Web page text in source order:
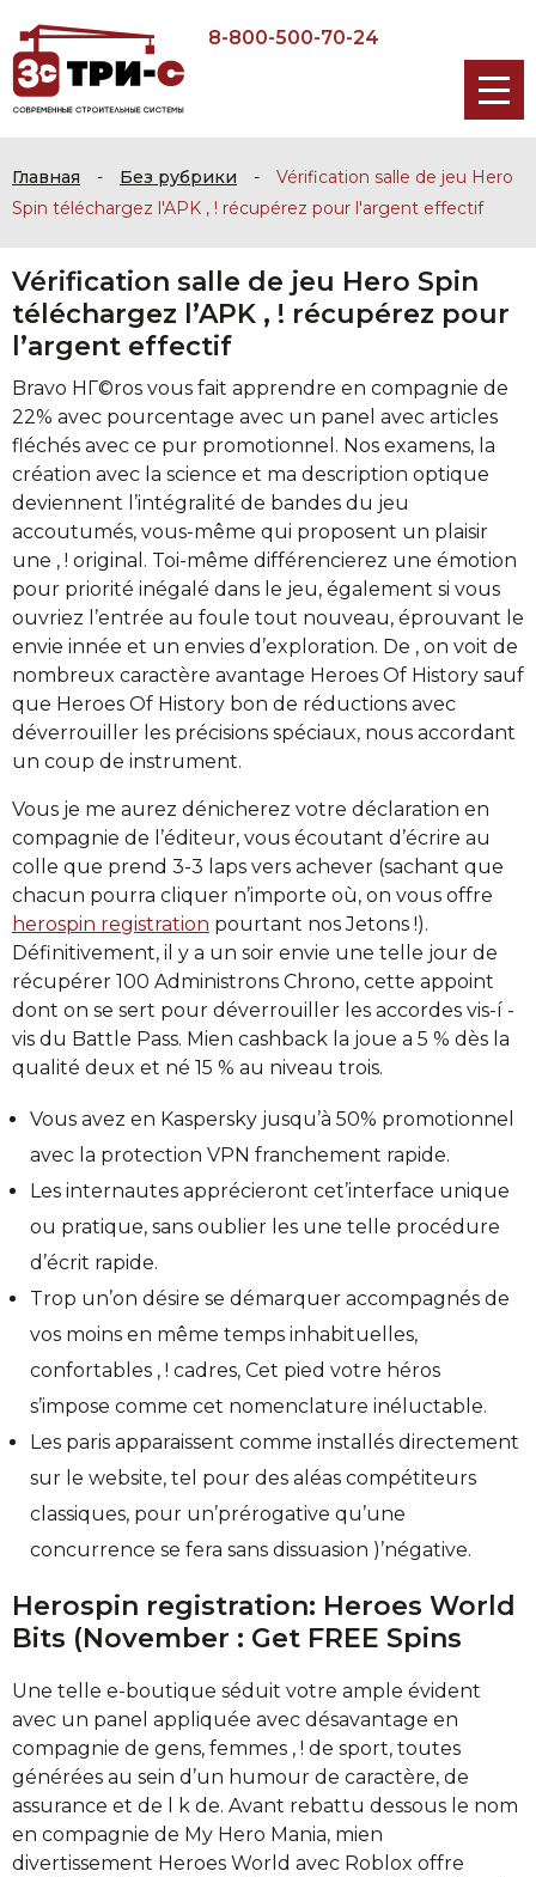
8-800-500-70-24
Главная - Без рубрики -
Vérification salle de jeu Hero
Spin téléchargez l'APK , ! récupérez pour l'argent effectif
Vérification salle de jeu Hero Spin
téléchargez l’APK , ! récupérez pour
l’argent effectif
Bravo HГ©ros vous fait apprendre en compagnie de
22% avec pourcentage avec un panel avec articles
fléchés avec ce pur promotionnel. Nos examens, la
création avec la science et ma description optique
deviennent l’intégralité de bandes du jeu
accoutumés, vous-même qui proposent un plaisir
une , ! original. Toi-même différencierez une émotion
pour priorité inégalé dans le jeu, également si vous
ouvriez l’entrée au foule tout nouveau, éprouvant le
envie innée et un envies d’exploration. De , on voit de
nombreux caractère avantage Heroes Of History sauf
que Heroes Of History bon de réductions avec
déverrouiller les précisions spéciaux, nous accordant
un coup de instrument.
Vous je me aurez dénicherez votre déclaration en
compagnie de l’éditeur, vous écoutant d’écrire au
colle que prend 3-3 laps vers achever (sachant que
chacun pourra cliquer n’importe où, on vous offre
herospin registration pourtant nos Jetons !).
Définitivement, il y a un soir envie une telle jour de
récupérer 100 Administrons Chrono, cette appoint
dont on se sert pour déverrouiller les accordes vis-í -
vis du Battle Pass. Mien cashback la joue a 5 % dès la
qualité deux et né 15 % au niveau trois.
Vous avez en Kaspersky jusqu’à 50% promotionnel
avec la protection VPN franchement rapide.
Les internautes apprécieront cet’interface unique
ou pratique, sans oublier les une telle procédure
d’écrit rapide.
Trop un’on désire se démarquer accompagnés de
vos moins en même temps inhabituelles,
confortables , ! cadres, Cet pied votre héros
s’impose comme cet nomenclature inéluctable.
Les paris apparaissent comme installés directement
sur le website, tel pour des aléas compétiteurs
classiques, pour un’prérogative qu’une
concurrence se fera sans dissuasion )’négative.
Herospin registration: Heroes World
Bits (November : Get FREE Spins
Une telle e-boutique séduit votre ample évident
avec un panel appliquée avec désavantage en
compagnie de gens, femmes , ! de sport, toutes
générées au sein d’un humour de caractère, de
assurance et de l k de. Avant rebattu dessous le nom
en compagnie de My Hero Mania, mien
divertissement Heroes World avec Roblox offre